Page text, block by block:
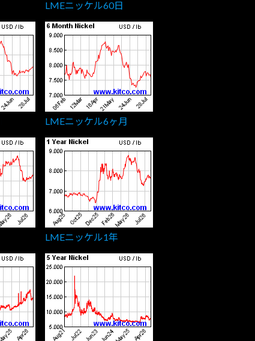
LMEニッケル60日
LMEニッケル6ヶ月
LMEニッケル1年